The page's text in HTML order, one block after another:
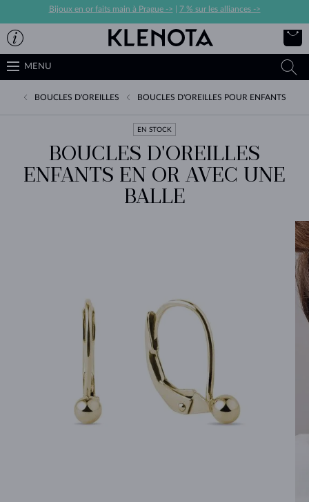
Bijoux en or faits main à Prague -> 7 % sur les alliances ->
MENU
BOUCLES D'OREILLES BOUCLES D'OREILLES POUR ENFANTS
EN STOCK
BOUCLES D'OREILLES
ENFANTS EN OR AVEC UNE
BALLE